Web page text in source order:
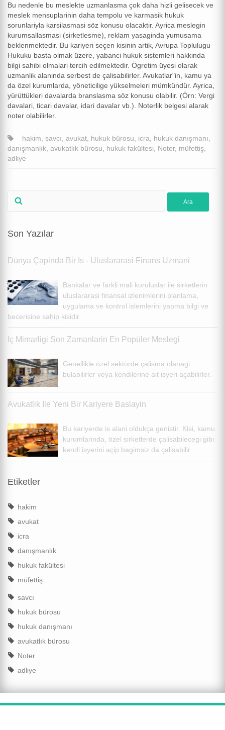
Bu nedenle bu meslekte uzmanlasma çok daha hizli gelisecek ve
meslek mensuplarinin daha tempolu ve karmasik hukuk
sorunlariyla karsilasmasi söz konusu olacaktir. Ayrica meslegin
kurumsallasmasi (sirketlesme), reklam yasaginda yumusama
beklenmektedir. Bu kariyeri seçen kisinin artik, Avrupa Toplulugu
Hukuku basta olmak üzere, yabanci hukuk sistemleri hakkinda
bilgi sahibi olmalari tercih edilmektedir. Ögretim üyesi olarak
uzmanlik alaninda serbest de çalisabilirler. Avukatlar"in, kamu ya
da özel kurumlarda, yöneticilige yükselmeleri mümkündür. Ayrica,
yürüttükleri davalarda branslasma söz konusu olabilir. (Örn: Vergi
davalari, ticari davalar, idari davalar vb.). Noterlik belgesi alarak
noter olabilirler.
hakim savcı avukat hukuk bürosu icra hukuk danışmanı
danışmanlık avukatlık bürosu hukuk fakültesi Noter, müfettiş
adliye
Son Yazılar
Dünya Çapinda Bir Is - Uluslararasi Finans Uzmani
Bankalar ve farkli mali kuruluslar ile sirketlerin
uluslararasi finansal izlenimlerini planlama,
uygulama ve kontrol islemlerini yapma bilgi ve
becerisine sahip kisidir.
Iç Mimarligi Son Zamanlarin En Popüler Meslegi
Genellikle özel sektörde çalisma olanagi
bulabilirler veya kendilerine ait isyeri açabilirler.
Avukatlik Ile Yeni Bir Kariyere Baslayin
Bu kariyerde is alani oldukça genistir. Kisi, kamu
kurumlarinda, özel sirketlerde çalisabilecegi gibi
kendi isyerini açip bagimsiz da çalisabilir
Etiketler
hakim
avukat
icra
danışmanlık
hukuk fakültesi
müfettiş
savcı
hukuk bürosu
hukuk danışmanı
avukatlık bürosu
Noter
adliye